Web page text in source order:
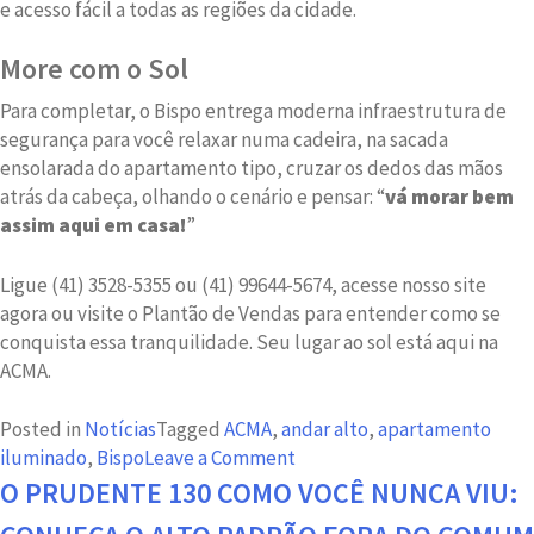
e acesso fácil a todas as regiões da cidade.
More com o Sol
Para completar, o Bispo entrega moderna infraestrutura de
segurança para você relaxar numa cadeira, na sacada
ensolarada do apartamento tipo, cruzar os dedos das mãos
atrás da cabeça, olhando o cenário e pensar: “vá morar bem
assim aqui em casa!”
Ligue (41) 3528-5355 ou (41) 99644-5674, acesse nosso site
agora ou visite o Plantão de Vendas para entender como se
conquista essa tranquilidade. Seu lugar ao sol está aqui na
ACMA.
Posted in NotíciasTagged ACMA,andar alto,apartamento
iluminado, BispoLeave a Comment
More
O PRUDENTE 130 COMO VOCÊ NUNCA VIU: